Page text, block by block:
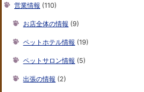
営業情報 (110)
お店全体の情報 (9)
ペットホテル情報 (19)
ペットサロン情報 (5)
出張の情報 (2)